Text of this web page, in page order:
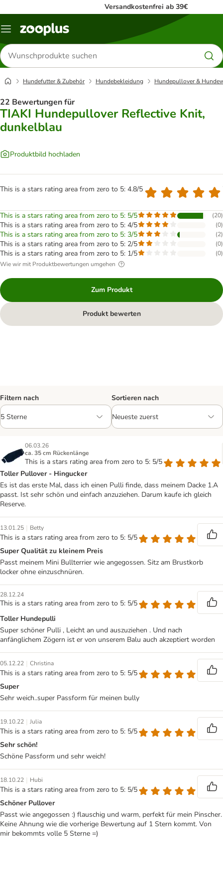
Versandkostenfrei ab 39€
Menü
Produkte
suchen
Hundefutter & Zubehör Hundebekleidung Hundepullover &
22 Bewertungen für
TIAKI Hundepullover Reflective Knit,
dunkelblau
Produktbild hochladen
This is a stars rating area from zero to 5: 4.8/5
This is a stars rating area from zero to 5: 5/5 (20)
This is a stars rating area from zero to 5: 4/5 (0)
This is a stars rating area from zero to 5: 3/5 (2)
This is a stars rating area from zero to 5: 2/5 (0)
This is a stars rating area from zero to 5: 1/5 (0)
Wie wir mit Produktbewertungen umgehen
Zum Produkt
Produkt bewerten
Filtern nach Sortieren nach
06.03.26
ca. 35 cm Rückenlänge
This is a stars rating area from zero to 5: 5/5
Toller Pullover - Hingucker
Es ist das erste Mal, dass ich einen Pulli finde, dass meinem Dacke 1.A
passt. Ist sehr schön und einfach anzuziehen. Darum kaufe ich gleich
Reserve.
13.01.25 | Betty
This is a stars rating area from zero to 5: 5/5
Super Qualität zu kleinem Preis
Passt meinem Mini Bullterrier wie angegossen. Sitz am Brustkorb
locker ohne einzuschnüren.
28.12.24
This is a stars rating area from zero to 5: 5/5
Toller Hundepulli
Super schöner Pulli , Leicht an und auszuziehen . Und nach
anfänglichem Zögern ist er von unserem Balu auch akzeptiert worden
05.12.22 | Christina
This is a stars rating area from zero to 5: 5/5
Super
Sehr weich..super Passform für meinen bully
19.10.22 | Julia
This is a stars rating area from zero to 5: 5/5
Sehr schön!
Schöne Passform und sehr weich!
18.10.22 | Hubi
This is a stars rating area from zero to 5: 5/5
Schöner Pullover
Passt wie angegossen :) flauschig und warm, perfekt für mein Pinscher.
Keine Ahnung wie die vorherige Bewertung auf 1 Stern kommt. Von
mir bekommts volle 5 Sterne =)